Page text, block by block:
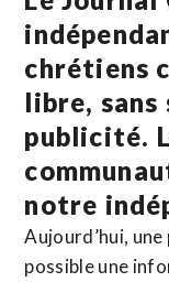
chrétiens
libre, sans
publicité.
notre
Aujourd’hui,
possible une